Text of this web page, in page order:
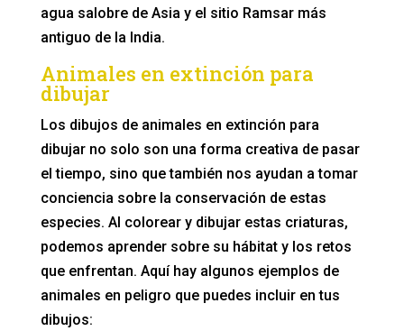
agua salobre de Asia y el sitio Ramsar más
antiguo de la India.
Animales en extinción para
dibujar
Los dibujos de animales en extinción para
dibujar no solo son una forma creativa de pasar
el tiempo, sino que también nos ayudan a tomar
conciencia sobre la conservación de estas
especies. Al colorear y dibujar estas criaturas,
podemos aprender sobre su hábitat y los retos
que enfrentan. Aquí hay algunos ejemplos de
animales en peligro que puedes incluir en tus
dibujos: